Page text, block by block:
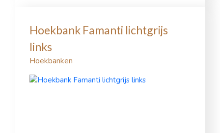
Hoekbank Famanti lichtgrijs
links
Hoekbanken